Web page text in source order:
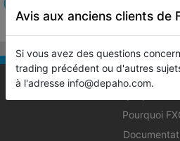
Avis aux anciens clients de
Si vous avez des questions
trading précédent ou d'autres
à l'adresse info@depaho.com.
Pourquoi